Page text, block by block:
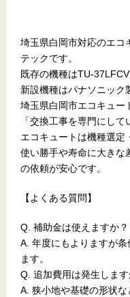
埼玉県白岡市対応のエコ
テックです。
既存の機種はTU-37LFCV
新設機種はパナソニック
埼玉県白岡市エコキュー
「交換工事を専門にして
エコキュートは機種選定
使い勝手や寿命に大きな
の依頼が安心です。
【よくある質問】
Q. 補助金は使えますか？
A. 年度にもよりますが
ます。
Q. 追加費用は発生します
A. 狭小地や基礎の形状